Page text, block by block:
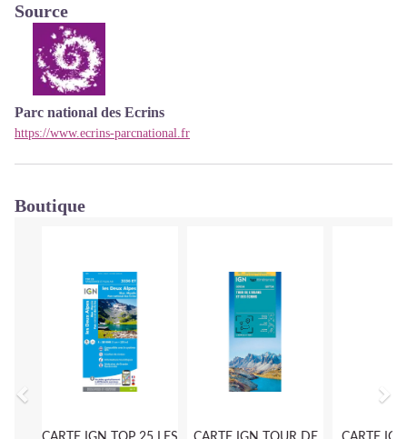
Source
Parc national des Ecrins
https://www.ecrins-parcnational.fr
Boutique